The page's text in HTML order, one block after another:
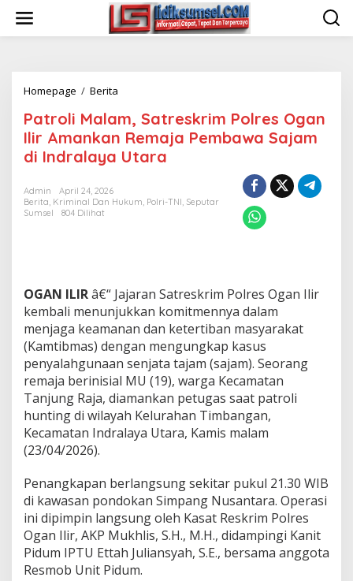
w
Homepage / Berita
t
r
o
a
a
t
r
e
s
k
r
i
m
P
o
s
O
g
a
n
I
l
Patroli Malam, Satreskrim Polres Ogan
Ilir Amankan Remaja Pembawa Sajam
di Indralaya Utara
Admin
April 24, 2026
Berita, Kriminal Dan Hukum, Polri-TNI, Seputar
Sumsel
804 Dilihat
OGAN ILIRâ€“ Jajaran Satreskrim Polres Ogan Ilir
kembali menunjukkan komitmennya dalam
menjaga keamanan dan ketertiban masyarakat
(Kamtibmas) dengan mengungkap kasus
penyalahgunaan senjata tajam (sajam). Seorang
remaja berinisial MU (19), warga Kecamatan
Tanjung Raja, diamankan petugas saat patroli
hunting di wilayah Kelurahan Timbangan,
Kecamatan Indralaya Utara, Kamis malam
(23/04/2026).
Penangkapan berlangsung sekitar pukul 21.30 WIB
di kawasan pondokan Simpang Nusantara. Operasi
ini dipimpin langsung oleh Kasat Reskrim Polres
Ogan Ilir, AKP Mukhlis, S.H., M.H., didampingi Kanit
Pidum IPTU Ettah Juliansyah, S.E., bersama anggota
Resmob Unit Pidum.